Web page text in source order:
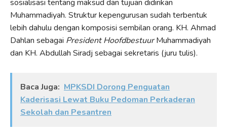
sosialisasi tentang maksud dan tujuan didirikan
Muhammadiyah. Struktur kepengurusan sudah terbentuk
lebih dahulu dengan komposisi sembilan orang. KH. Ahmad
Dahlan sebagai President HoofdbestuurMuhammadiyah
dan KH. Abdullah Siradj sebagai sekretaris (juru tulis).
Baca Juga: MPKSDI Dorong Penguatan
Kaderisasi Lewat Buku Pedoman Perkaderan
Sekolah dan Pesantren